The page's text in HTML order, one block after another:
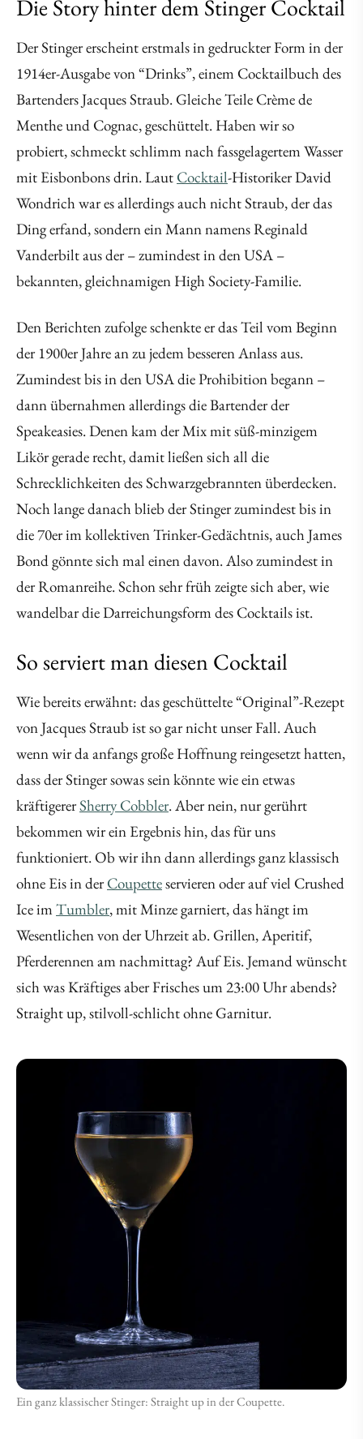
Die Story hinter dem Stinger Cocktail
Der Stinger erscheint erstmals in gedruckter Form in der
1914er-Ausgabe von “Drinks”, einem Cocktailbuch des
Bartenders Jacques Straub. Gleiche Teile Crème de
Menthe und Cognac, geschüttelt. Haben wir so
probiert, schmeckt schlimm nach fassgelagertem Wasser
mit Eisbonbons drin. Laut Cocktail-Historiker David
Wondrich war es allerdings auch nicht Straub, der das
Ding erfand, sondern ein Mann namens Reginald
Vanderbilt aus der – zumindest in den USA –
bekannten, gleichnamigen High Society-Familie.
Den Berichten zufolge schenkte er das Teil vom Beginn
der 1900er Jahre an zu jedem besseren Anlass aus.
Zumindest bis in den USA die Prohibition begann –
dann übernahmen allerdings die Bartender der
Speakeasies. Denen kam der Mix mit süß-minzigem
Likör gerade recht, damit ließen sich all die
Schrecklichkeiten des Schwarzgebrannten überdecken.
Noch lange danach blieb der Stinger zumindest bis in
die 70er im kollektiven Trinker-Gedächtnis, auch James
Bond gönnte sich mal einen davon. Also zumindest in
der Romanreihe. Schon sehr früh zeigte sich aber, wie
wandelbar die Darreichungsform des Cocktails ist.
So serviert man diesen Cocktail
Wie bereits erwähnt: das geschüttelte “Original”-Rezept
von Jacques Straub ist so gar nicht unser Fall. Auch
wenn wir da anfangs große Hoffnung reingesetzt hatten,
dass der Stinger sowas sein könnte wie ein etwas
kräftigererSherry Cobbler. Aber nein, nur gerührt
bekommen wir ein Ergebnis hin, das für uns
funktioniert. Ob wir ihn dann allerdings ganz klassisch
ohne Eis in derCoupetteservieren oder auf viel Crushed
Ice imTumbler, mit Minze garniert, das hängt im
Wesentlichen von der Uhrzeit ab. Grillen, Aperitif,
Pferderennen am nachmittag? Auf Eis. Jemand wünscht
sich was Kräftiges aber Frisches um 23:00 Uhr abends?
Straight up, stilvoll-schlicht ohne Garnitur.
Ein ganz klassischer Stinger: Straight up in der Coupette.